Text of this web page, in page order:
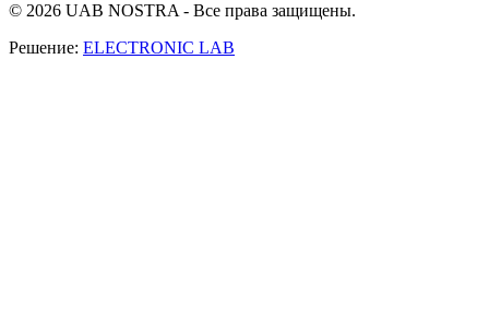
© 2026 UAB NOSTRA - Все права защищены.
Решение: ELECTRONIC LAB